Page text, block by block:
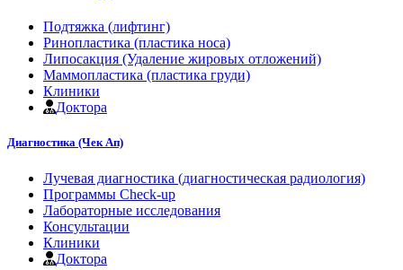
Подтяжка (лифтинг)
Ринопластика (пластика носа)
Липосакция (Удаление жировых отложений)
Маммопластика (пластика груди)
Клиники
Доктора
Диагностика (Чек Ап)
Лучевая диагностика (диагностическая радиология)
Программы Check-up
Лабораторные исследования
Консультации
Клиники
Доктора